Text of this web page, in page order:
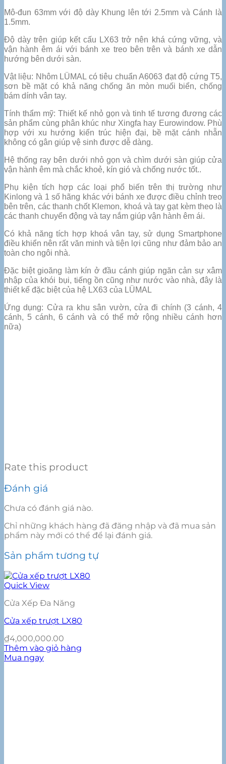
Mô-đun 63mm với độ dày Khung lên tới 2.5mm và Cánh là
1.5mm.
Độ dày trên giúp kết cấu LX63 trở nên khá cứng vững, và
vận hành êm ái với bánh xe treo bên trên và bánh xe dẫn
hướng bên dưới sàn.
Vật liệu: Nhôm LÜMAL có tiêu chuẩn A6063 đạt độ cứng T5,
sơn bề mặt có khả năng chống ăn mòn muối biển, chống
bám dính vân tay.
Tính thẩm mỹ: Thiết kế nhỏ gọn và tinh tế tương đương các
sản phẩm cùng phân khúc như Xingfa hay Eurowindow. Phù
hợp với xu hướng kiến trúc hiện đại, bề mặt cánh nhẵn
không có gân giúp vệ sinh được dễ dàng.
Hệ thống ray bên dưới nhỏ gọn và chìm dưới sàn giúp cửa
vận hành êm mà chắc khoẻ, kín gió và chống nước tốt..
Phụ kiện tích hợp các loại phổ biến trên thị trường như
Kinlong và 1 số hãng khác với bánh xe được điều chỉnh treo
bên trên, các thanh chốt Klemon, khoá và tay gạt kèm theo là
các thanh chuyển động và tay nắm giúp vận hành êm ái.
Có khả năng tích hợp khoá vân tay, sử dụng Smartphone
điều khiển nên rất văn minh và tiện lợi cũng như đảm bảo an
toàn cho ngôi nhà.
Đặc biệt gioăng làm kín ở đầu cánh giúp ngăn cản sự xâm
nhập của khói bụi, tiếng ồn cũng như nước vào nhà, đây là
thiết kế đặc biệt của hệ LX63 của LÜMAL
Ứng dụng: Cửa ra khu sân vườn, cửa đi chính (3 cánh, 4
cánh, 5 cánh, 6 cánh và có thể mở rộng nhiều cánh hơn
nữa)
Rate this product
Đánh giá
Chưa có đánh giá nào.
Chỉ những khách hàng đã đăng nhập và đã mua sản
phẩm này mới có thể để lại đánh giá.
Sản phẩm tương tự
Quick View
Cửa Xếp Đa Năng
Cửa xếp trượt LX80
₫4,000,000.00
Thêm vào giỏ hàng
Mua ngay